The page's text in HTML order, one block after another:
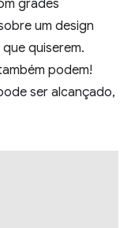
grades
um design
quiserem.
podem!
ser alcançado,